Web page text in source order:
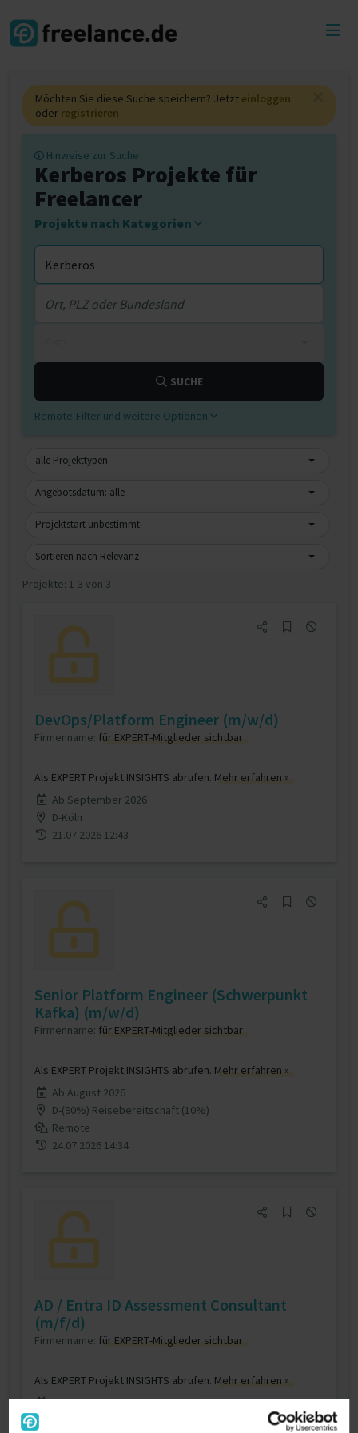
Möchten Sie diese Suche speichern? Jetzt einloggen
oder registrieren
Hinweise zur Suche
Kerberos Projekte für
Freelancer
Projekte nach Kategorien
SUCHE
Remote-Filter und weitere Optionen
alle Projekttypen
Angebotsdatum: alle
Projektstart unbestimmt
Sortieren nach Relevanz
Projekte: 1-3 von 3
DevOps/Platform Engineer (m/w/d)
Firmenname: für EXPERT-Mitglieder sichtbar
Als EXPERT Projekt INSIGHTS abrufen. Mehr erfahren »
Ab September 2026
D-Köln
21.07.2026 12:43
Senior Platform Engineer (Schwerpunkt
Kafka) (m/w/d)
Firmenname: für EXPERT-Mitglieder sichtbar
Als EXPERT Projekt INSIGHTS abrufen. Mehr erfahren »
Ab August 2026
D-(90%) Reisebereitschaft (10%)
Remote
24.07.2026 14:34
AD / Entra ID Assessment Consultant
(m/f/d)
Firmenname: für EXPERT-Mitglieder sichtbar
Als EXPERT Projekt INSIGHTS abrufen. Mehr erfahren »
Ab August 2026